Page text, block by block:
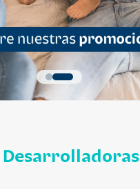
Desarrolladoras